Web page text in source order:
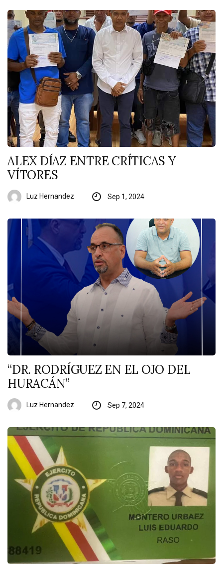
ALEX DÍAZ ENTRE CRÍTICAS Y
VÍTORES
Luz Hernandez Sep 1, 2024
“DR. RODRÍGUEZ EN EL OJO DEL
HURACÁN”
Luz Hernandez Sep 7, 2024